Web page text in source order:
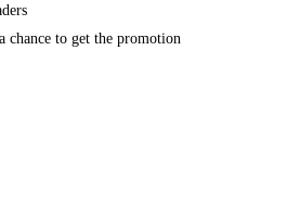
chance to get the promotion